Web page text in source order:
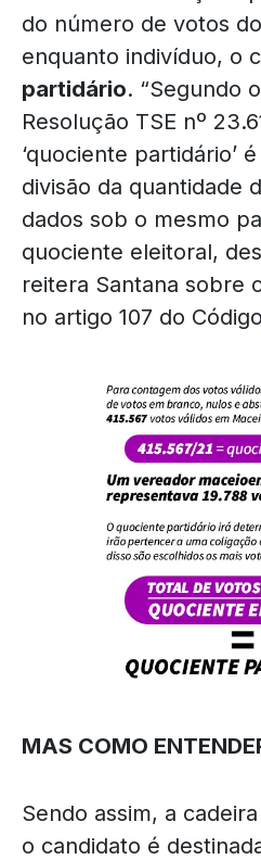
do número de votos
enquanto indivíduo, o
partidário. “Segundo
Resolução TSE nº
‘quociente partidário’
divisão da quantidade
dados sob o mesmo
quociente eleitoral,
reitera Santana sobre
no artigo 107 do
MAS COMO
Sendo assim, a
o candidato é